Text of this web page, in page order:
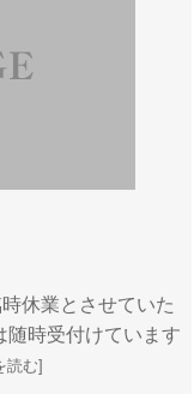
休業とさせていた
随時受付けています
読む]